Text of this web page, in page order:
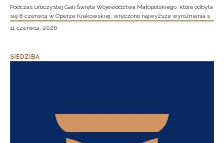
Podczas uroczystej Gali Święta Województwa Małopolskiego, która odbyła
się 8 czerwca w Operze Krakowskiej, wręczono najwyższe wyróżnienia s
11 czerwca, 2026
SIEDZIBA